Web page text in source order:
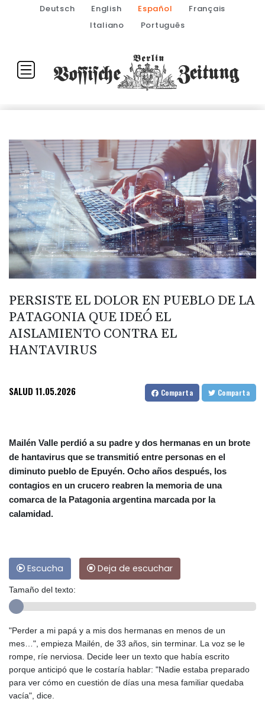
Deutsch English Español
Français
Italiano
Português
PERSISTE EL DOLOR EN PUEBLO DE LA
PATAGONIA QUE IDEÓ EL
AISLAMIENTO CONTRA EL
HANTAVIRUS
SALUD 11.05.2026 Comparta Comparta
Mailén Valle perdió a su padre y dos hermanas en un brote
de hantavirus que se transmitió entre personas en el
diminuto pueblo de Epuyén. Ocho años después, los
contagios en un crucero reabren la memoria de una
comarca de la Patagonia argentina marcada por la
calamidad.
Escucha Deja de escuchar
Tamaño del texto:
"Perder a mi papá y a mis dos hermanas en menos de un
mes…", empieza Mailén, de 33 años, sin terminar. La voz se le
rompe, ríe nerviosa. Decide leer un texto que había escrito
porque anticipó que le costaría hablar: "Nadie estaba preparado
para ver cómo en cuestión de días una mesa familiar quedaba
vacía", dice.